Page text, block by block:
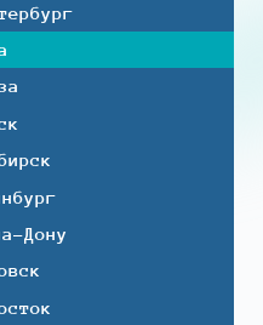
Дону